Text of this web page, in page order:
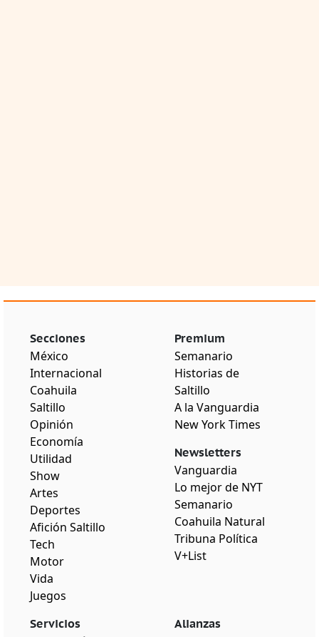
Secciones
México
Internacional
Coahuila
Saltillo
Opinión
Economía
Utilidad
Show
Artes
Deportes
Afición Saltillo
Tech
Motor
Vida
Juegos
Premium
Semanario
Historias de
Saltillo
A la Vanguardia
New York Times
Newsletters
Vanguardia
Lo mejor de NYT
Semanario
Coahuila Natural
Tribuna Política
V+List
Servicios Alianzas